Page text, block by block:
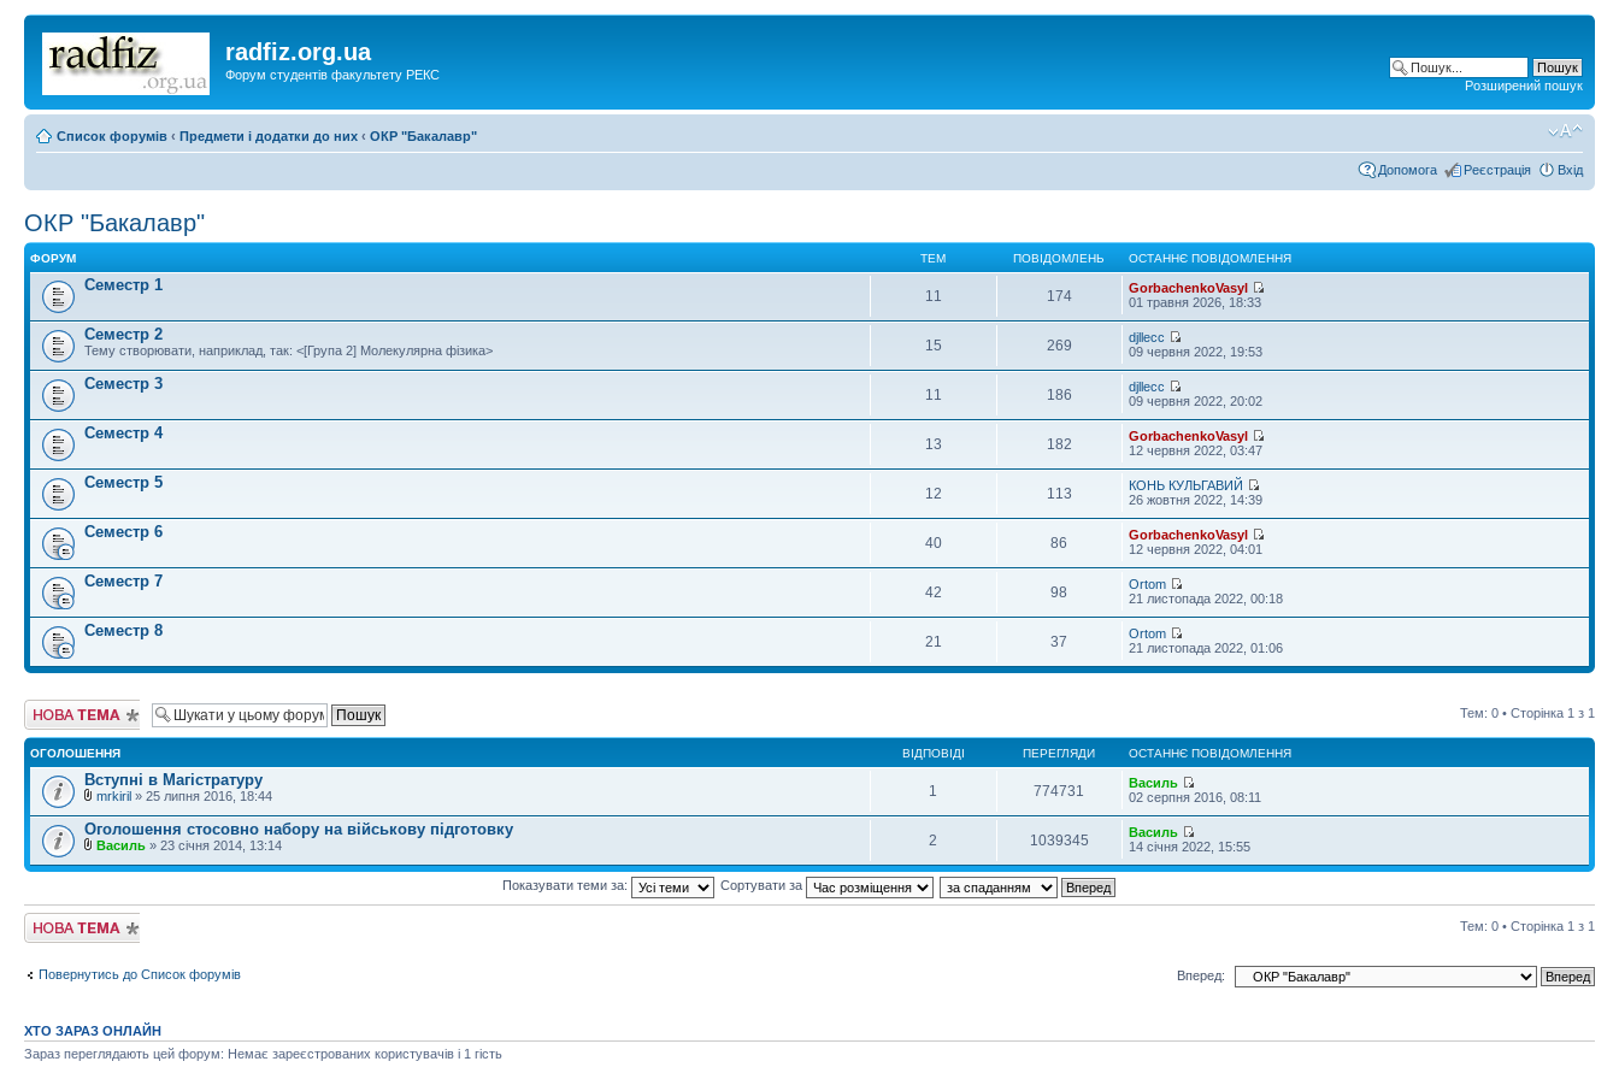
radfiz.org.ua
Форум студентів факультету РЕКС
Розширений пошук
Список форумів ‹ Предмети і додатки до них ‹ ОКР "Бакалавр"
Допомога Реєстрація Вхід
ОКР "Бакалавр"
ФОРУМ ТЕМ ПОВІДОМЛЕНЬ ОСТАННЄ ПОВІДОМЛЕННЯ
Семестр 1
11 174
GorbachenkoVasyl
01 травня 2026, 18:33
Семестр 2
Тему створювати, наприклад, так: <[Група 2] Молекулярна фізика> 15 269
djllecc
09 червня 2022, 19:53
Семестр 3
11 186
djllecc
09 червня 2022, 20:02
Семестр 4
13 182
GorbachenkoVasyl
12 червня 2022, 03:47
Семестр 5
12 113
КОНЬ КУЛЬГАВИЙ
26 жовтня 2022, 14:39
Семестр 6
40 86
GorbachenkoVasyl
12 червня 2022, 04:01
Семестр 7
42 98
Ortom
21 листопада 2022, 00:18
Семестр 8
21 37
Ortom
21 листопада 2022, 01:06
Створити нову
тему
Тем: 0 • Сторінка 1 з 1
ОГОЛОШЕННЯ ВІДПОВІДІ ПЕРЕГЛЯДИ ОСТАННЄ ПОВІДОМЛЕННЯ
Вступні в Магістратуру
mrkiril » 25 липня 2016, 18:44 1 774731
Василь
02 серпня 2016, 08:11
Оголошення стосовно набору на військову підготовку
Василь » 23 січня 2014, 13:14 2 1039345
Василь
14 січня 2022, 15:55
Показувати теми за: Сортувати за
Створити нову
тему
Тем: 0 • Сторінка 1 з 1
Повернутись до Список форумів Вперед:
ХТО ЗАРАЗ ОНЛАЙН
Зараз переглядають цей форум: Немає зареєстрованих користувачів і 1 гість